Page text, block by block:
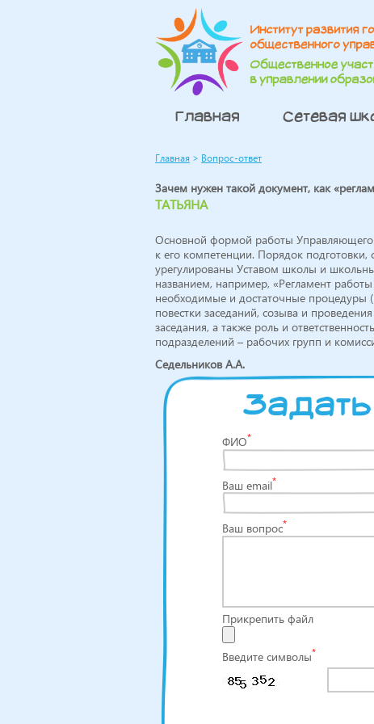
Главная Сетевая
Главная > Вопрос-ответ
Зачем нужен такой документ, как
ТАТЬЯНА
Основной формой работы Управляющего
к его компетенции. Порядок
урегулированы Уставом школы и
названием, например, «Регламент
необходимые и достаточные процедуры
повестки заседаний, созыва и
заседания, а также роль и
подразделений – рабочих групп и
Седельников А.А.
Задать
ФИО*
Ваш email*
Ваш вопрос*
Прикрепить файл
Введите символы*